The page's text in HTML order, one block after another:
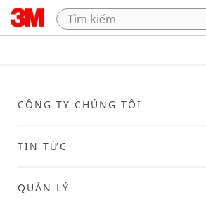
CÔNG TY CHÚNG TÔI
TIN TỨC
QUẢN LÝ